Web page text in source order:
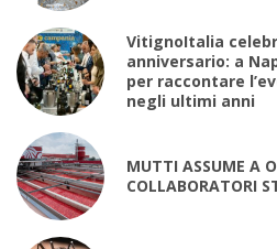
VitignoItalia
anniversario: a
per raccontare
negli ultimi anni
MUTTI ASSUME A
COLLABORATORI